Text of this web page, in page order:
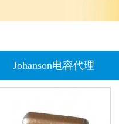
Johanson电容代理